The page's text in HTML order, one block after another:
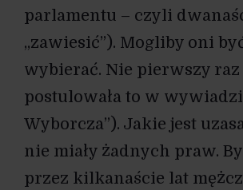
parlamentu – czyli
„zawiesić”). Mogliby oni
wybierać. Nie pierwszy raz
postulowała to w
Wyborcza”). Jakie jest
nie miały żadnych praw.
przez kilkanaście lat